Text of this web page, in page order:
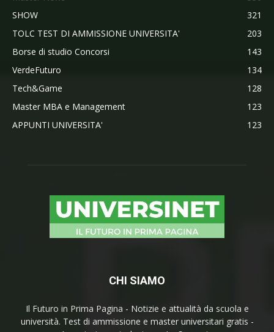
SHOW
321
TOLC TEST DI AMMISSIONE UNIVERSITA'
203
Borse di studio Concorsi
143
VerdeFuturo
134
Tech&Game
128
Master MBA e Management
123
APPUNTI UNIVERSITA'
123
CHI SIAMO
Il Futuro in Prima Pagina - Notizie e attualità da scuola e
università. Test di ammissione e master universitari gratis -